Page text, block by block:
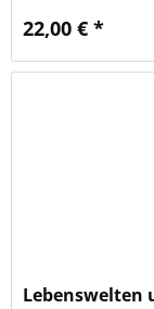
22,00 € *
Lebenswelten